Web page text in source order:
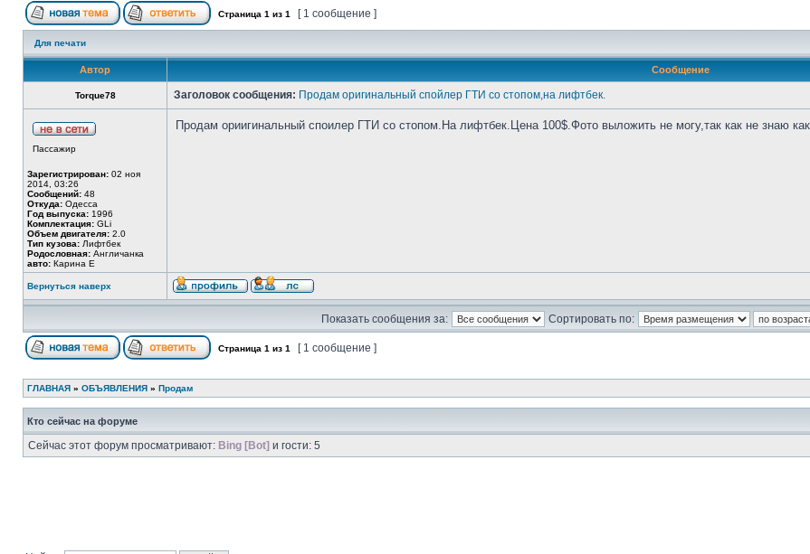
Страница 1 из 1 [ 1 сообщение ]
Для печати
Автор Сообщение
Torque78 Заголовок сообщения: Продам оригинальный спойлер ГТИ со стопом,на лифтбек.
Пассажир
Зарегистрирован: 02 ноя
2014, 03:26
Сообщений: 48
Откуда: Одесса
Год выпуска: 1996
Комплектация: GLi
Объем двигателя: 2.0
Тип кузова: Лифтбек
Родословная: Англичанка
авто: Карина Е
Продам ориигинальный споилер ГТИ со стопом.На лифтбек.Цена 100$.Фото выложить не могу,так как не знаю
Вернуться наверх
Показать сообщения за: Сортировать по:
Страница 1 из 1 [ 1 сообщение ]
ГЛАВНАЯ » ОБЪЯВЛЕНИЯ » Продам
Кто сейчас на форуме
Сейчас этот форум просматривают: Bing [Bot] и гости: 5